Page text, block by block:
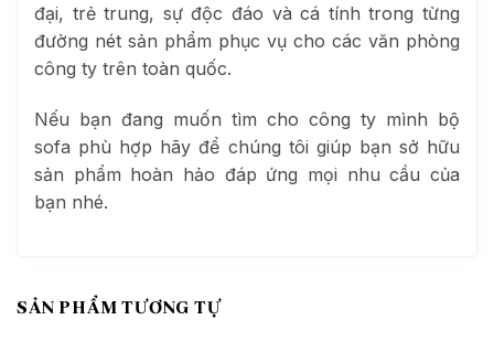
đại, trẻ trung, sự độc đáo và cá tính trong từng
đường nét sản phẩm phục vụ cho các văn phòng
công ty trên toàn quốc.
Nếu bạn đang muốn tìm cho công ty mình bộ
sofa phù hợp hãy để chúng tôi giúp bạn sở hữu
sản phẩm hoàn hảo đáp ứng mọi nhu cầu của
bạn nhé.
SẢN PHẨM TƯƠNG TỰ